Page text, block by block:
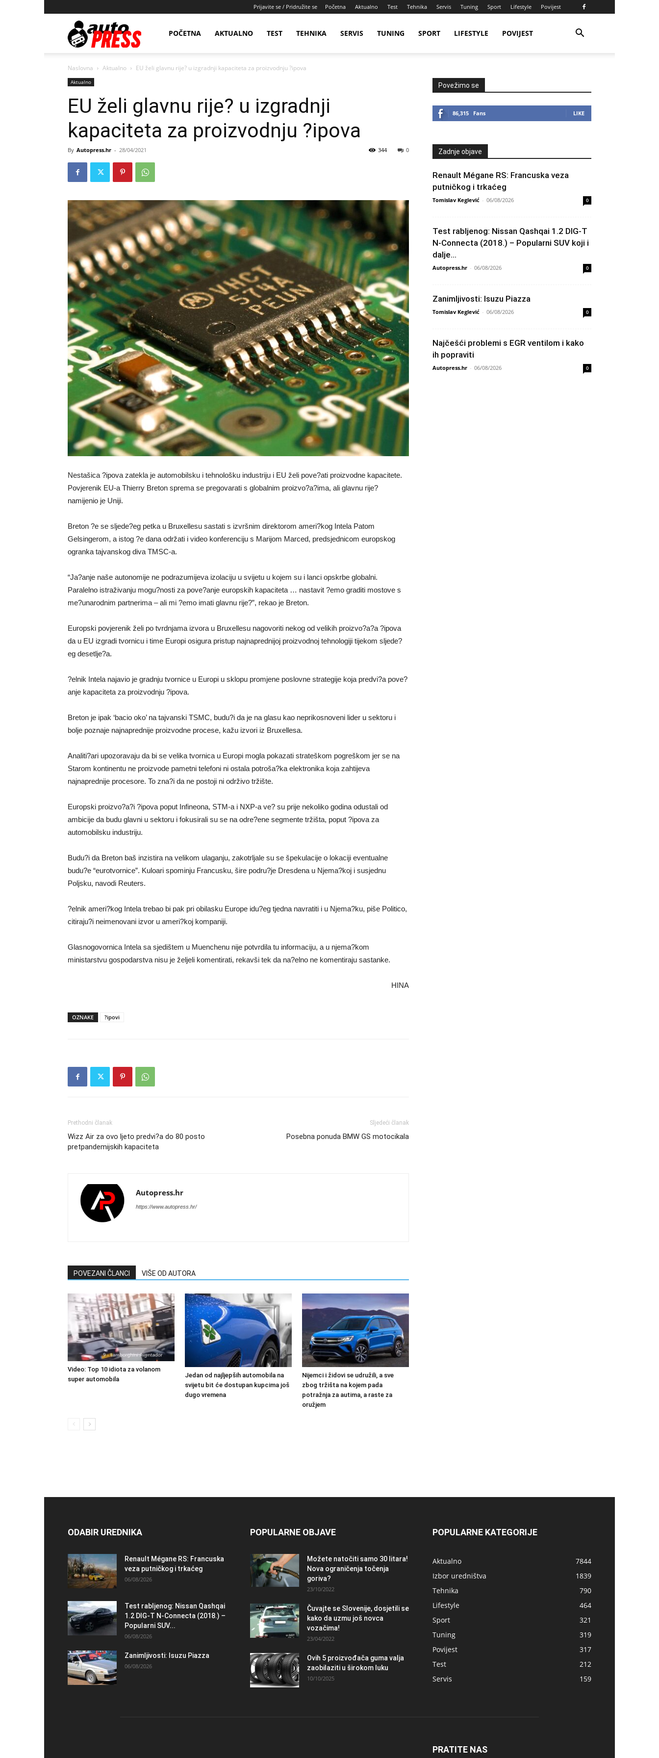
Prijavite se / Pridružite se Početna Aktualno Test Tehnika Servis Tuning Sport Lifestyle Povijest
AutopressHRPOČETNA AKTUALNO TEST TEHNIKA SERVIS TUNING SPORT LIFESTYLE POVIJEST
Naslovna Aktualno EU želi glavnu rije? u izgradnji kapaciteta za proizvodnju ?ipova
Aktualno
EU želi glavnu rije? u izgradnji
kapaciteta za proizvodnju ?ipova
By Autopress.hr - 28/04/2021 0
344
Nestašica ?ipova zatekla je automobilsku i tehnološku industriju i EU želi pove?ati proizvodne kapacitete.
Povjerenik EU-a Thierry Breton sprema se pregovarati s globalnim proizvo?a?ima, ali glavnu rije?
namijenio je Uniji.
Breton ?e se sljede?eg petka u Bruxellesu sastati s izvršnim direktorom ameri?kog Intela Patom
Gelsingerom, a istog ?e dana održati i video konferenciju s Marijom Marced, predsjednicom europskog
ogranka tajvanskog diva TMSC-a.
“Ja?anje naše autonomije ne podrazumijeva izolaciju u svijetu u kojem su i lanci opskrbe globalni.
Paralelno istraživanju mogu?nosti za pove?anje europskih kapaciteta … nastavit ?emo graditi mostove s
me?unarodnim partnerima – ali mi ?emo imati glavnu rije?”, rekao je Breton.
Europski povjerenik želi po tvrdnjama izvora u Bruxellesu nagovoriti nekog od velikih proizvo?a?a ?ipova
da u EU izgradi tvornicu i time Europi osigura pristup najnaprednijoj proizvodnoj tehnologiji tijekom sljede?
eg desetlje?a.
?elnik Intela najavio je gradnju tvornice u Europi u sklopu promjene poslovne strategije koja predvi?a pove?
anje kapaciteta za proizvodnju ?ipova.
Breton je ipak ‘bacio oko’ na tajvanski TSMC, budu?i da je na glasu kao neprikosnoveni lider u sektoru i
bolje poznaje najnaprednije proizvodne procese, kažu izvori iz Bruxellesa.
Analiti?ari upozoravaju da bi se velika tvornica u Europi mogla pokazati strateškom pogreškom jer se na
Starom kontinentu ne proizvode pametni telefoni ni ostala potroša?ka elektronika koja zahtijeva
najnaprednije procesore. To zna?i da ne postoji ni održivo tržište.
Europski proizvo?a?i ?ipova poput Infineona, STM-a i NXP-a ve? su prije nekoliko godina odustali od
ambicije da budu glavni u sektoru i fokusirali su se na odre?ene segmente tržišta, poput ?ipova za
automobilsku industriju.
Budu?i da Breton baš inzistira na velikom ulaganju, zakotrljale su se špekulacije o lokaciji eventualne
budu?e “eurotvornice”. Kuloari spominju Francusku, šire podru?je Dresdena u Njema?koj i susjednu
Poljsku, navodi Reuters.
?elnik ameri?kog Intela trebao bi pak pri obilasku Europe idu?eg tjedna navratiti i u Njema?ku, piše Politico,
citiraju?i neimenovani izvor u ameri?koj kompaniji.
Glasnogovornica Intela sa sjedištem u Muenchenu nije potvrdila tu informaciju, a u njema?kom
ministarstvu gospodarstva nisu je željeli komentirati, rekavši tek da na?elno ne komentiraju sastanke.
HINA
OZNAKE ?ipovi
Prethodni članak
Wizz Air za ovo ljeto predvi?a do 80 posto
pretpandemijskih kapaciteta
Sljedeći članak
Posebna ponuda BMW GS motocikala
Autopress.hr
https://www.autopress.hr/
POVEZANI ČLANCI VIŠE OD AUTORA
Video: Top 10 idiota za volanom
super automobila
Jedan od najljepših automobila na
svijetu bit će dostupan kupcima još
dugo vremena
Nijemci i židovi se udružili, a sve
zbog tržišta na kojem pada
potražnja za autima, a raste za
oružjem
Povežimo se
86,315 Fans LIKE
Zadnje objave
Renault Mégane RS: Francuska veza
putničkog i trkaćeg
Tomislav Keglević - 06/08/2026 0
Test rabljenog: Nissan Qashqai 1.2 DIG-T
N-Connecta (2018.) – Popularni SUV koji i
dalje...
Autopress.hr - 06/08/2026 0
Zanimljivosti: Isuzu Piazza
Tomislav Keglević - 06/08/2026 0
Najčešći problemi s EGR ventilom i kako
ih popraviti
Autopress.hr - 06/08/2026 0
ODABIR UREDNIKA
Renault Mégane RS: Francuska
veza putničkog i trkaćeg
06/08/2026
Test rabljenog: Nissan Qashqai
1.2 DIG-T N-Connecta (2018.) –
Popularni SUV...
06/08/2026
Zanimljivosti: Isuzu Piazza
06/08/2026
POPULARNE OBJAVE
Možete natočiti samo 30 litara!
Nova ograničenja točenja
goriva?
23/10/2022
Čuvajte se Slovenije, dosjetili se
kako da uzmu još novca
vozačima!
23/04/2022
Ovih 5 proizvođača guma valja
zaobilaziti u širokom luku
10/10/2025
POPULARNE KATEGORIJE
Aktualno
7844
Izbor uredništva
1839
Tehnika
790
Lifestyle
464
Sport
321
Tuning
319
Povijest
317
Test
212
Servis
159
PRATITE NAS